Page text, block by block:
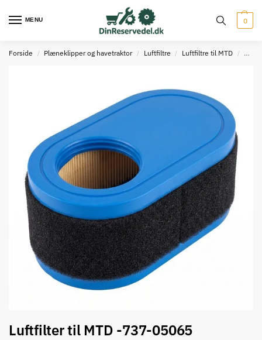
MENU 0
Forside / Plæneklipper og havetraktor / Luftfiltre / Luftfiltre til MTD /
Luftfilter til MTD -737-05065